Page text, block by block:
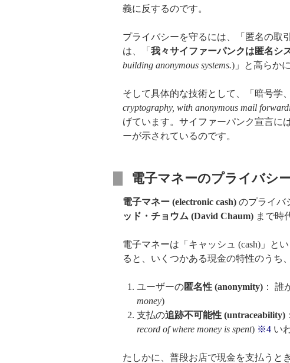
義に反するのです。
プライバシーを守るには、「匿名の取
は、「 我々サイファーパンクは匿名シ
building anonymous systems.)」と高らか
そして具体的な技術として、「暗号学
cryptography, with anonymous mail
げています。サイファーパンク宣言に
ーが示されているのです。
電子マネーのプライバシ
電子マネー (electronic cash) のプライバ
ッド・チョウム (David Chaum) まで時
電子マネーは「キャッシュ (cash)」と
ると、いくつかある現金の特性のうち
ユーザーの匿名性 (anonymity) ： 誰
money)
支払の追跡不可能性 (untraceability)
record of where money is spent) ※4 い
たしかに、普段お店で現金を支払うと